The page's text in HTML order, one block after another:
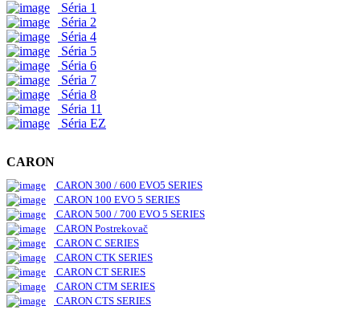
Séria 1
Séria 2
Séria 4
Séria 5
Séria 6
Séria 7
Séria 8
Séria 11
Séria EZ
CARON
CARON 300 / 600 EVO5 SERIES
CARON 100 EVO 5 SERIES
CARON 500 / 700 EVO 5 SERIES
CARON Postrekovač
CARON C SERIES
CARON CTK SERIES
CARON CT SERIES
CARON CTM SERIES
CARON CTS SERIES